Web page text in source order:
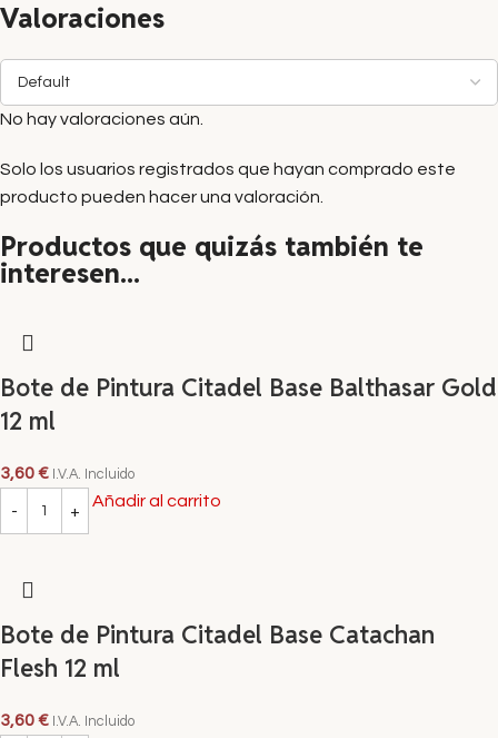
Valoraciones
No hay valoraciones aún.
Solo los usuarios registrados que hayan comprado este
producto pueden hacer una valoración.
Productos que quizás también te
interesen...
Bote de Pintura Citadel Base Balthasar Gold
12 ml
3,60€ I.V.A. Incluido
Añadir al carrito
Bote de Pintura Citadel Base Catachan
Flesh 12 ml
3,60€ I.V.A. Incluido